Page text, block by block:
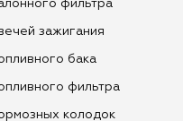
фильтра
зажигания
бака
фильтра
колодок